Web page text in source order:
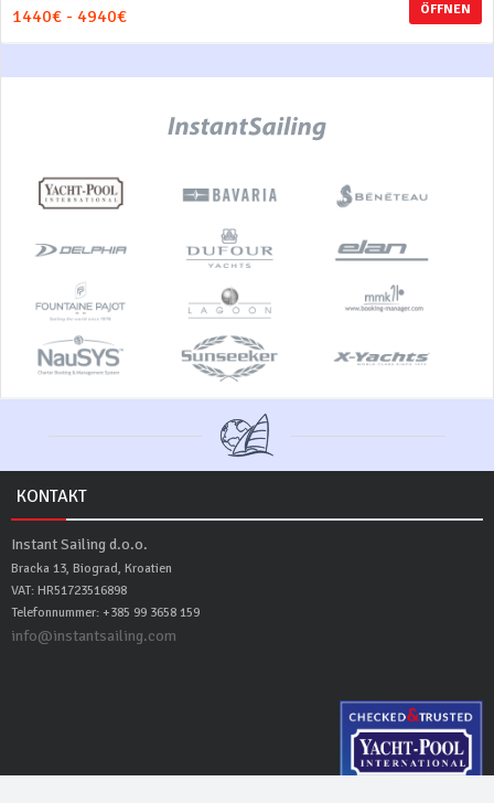
ÖFFNEN
1440€ - 4940€
KONTAKT
Instant Sailing d.o.o.
Bracka 13, Biograd, Kroatien
VAT: HR51723516898
Telefonnummer: +385 99 3658 159
info@instantsailing.com